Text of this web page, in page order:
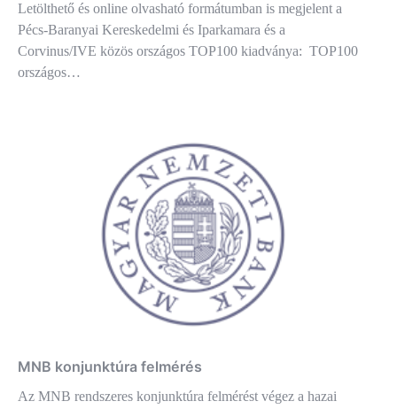
Letölthető és online olvasható formátumban is megjelent a
Pécs-Baranyai Kereskedelmi és Iparkamara és a
Corvinus/IVE közös országos TOP100 kiadványa: TOP100
országos…
MNB konjunktúra felmérés
Az MNB rendszeres konjunktúra felmérést végez a hazai